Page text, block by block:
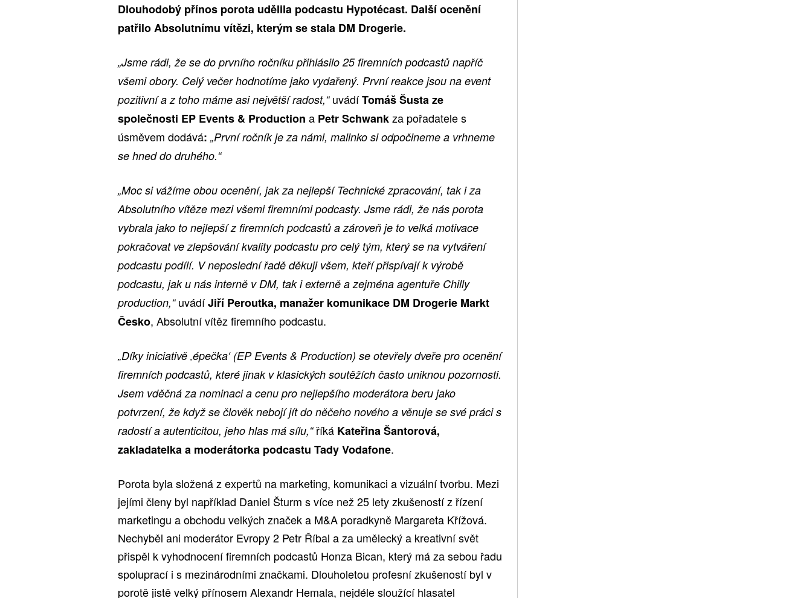
Dlouhodobý přínos porota udělila podcastu Hypotécast. Další ocenění
patřilo Absolutnímu vítězi, kterým se stala DM Drogerie.
„Jsme rádi, že se do prvního ročníku přihlásilo 25 firemních podcastů napříč
všemi obory. Celý večer hodnotíme jako vydařený. První reakce jsou na event
pozitivní a z toho máme asi největší radost,“uvádíTomáš Šusta ze
společnosti EP Events & Production a Petr Schwankza pořadatele s
úsměvem dodává: „První ročník je za námi, malinko si odpočineme a vrhneme
se hned do druhého.“
„Moc si vážíme obou ocenění, jak za nejlepší Technické zpracování, tak i za
Absolutního vítěze mezi všemi firemními podcasty. Jsme rádi, že nás porota
vybrala jako to nejlepší z firemních podcastů a zároveň je to velká motivace
pokračovat ve zlepšování kvality podcastu pro celý tým, který se na vytváření
podcastu podílí. V neposlední řadě děkuji všem, kteří přispívají k výrobě
podcastu, jak u nás interně v DM, tak i externě a zejména agentuře Chilly
production,“uvádíJiří Peroutka, manažer komunikace DM Drogerie Markt
Česko, Absolutní vítěz firemního podcastu.
„Díky iniciativě ‚épečka‘ (EP Events & Production) se otevřely dveře pro ocenění
firemních podcastů, které jinak v klasických soutěžích často uniknou pozornosti.
Jsem vděčná za nominaci a cenu pro nejlepšího moderátora beru jako
potvrzení, že když se člověk nebojí jít do něčeho nového a věnuje se své práci s
radostí a autenticitou, jeho hlas má sílu,“říká Kateřina Šantorová,
zakladatelka a moderátorka podcastu Tady Vodafone.
Porota byla složená z expertů na marketing, komunikaci a vizuální tvorbu. Mezi
jejími členy byl například Daniel Šturm s více než 25 lety zkušeností z řízení
marketingu a obchodu velkých značek a M&A poradkyně Margareta Křížová.
Nechyběl ani moderátor Evropy 2 Petr Říbal a za umělecký a kreativní svět
přispěl k vyhodnocení firemních podcastů Honza Bican, který má za sebou řadu
spoluprací i s mezinárodními značkami. Dlouholetou profesní zkušeností byl v
porotě jistě velký přínosem Alexandr Hemala, nejdéle sloužící hlasatel